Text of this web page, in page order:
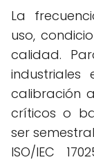
La
uso,
calidad.
industriales
calibración
críticos o
ser
ISO/IEC